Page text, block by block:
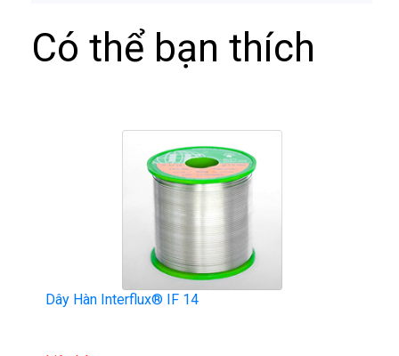
Có thể bạn thích
Dây Hàn Interflux® IF 14